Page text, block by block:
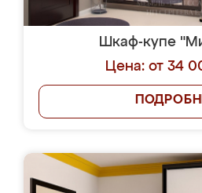
Шкаф-купе
Цена: от 34